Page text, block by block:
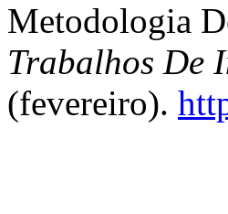
Metodologia
Trabalhos De
(fevereiro).